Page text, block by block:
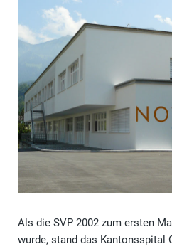
Als die SVP 2002 zum ersten
wurde, stand das Kantonsspital